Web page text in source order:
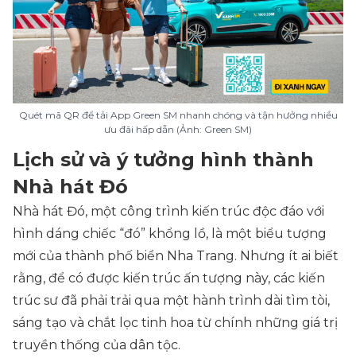
Quét mã QR để tải App Green SM nhanh chóng và tận hưởng nhiều
ưu đãi hấp dẫn (Ảnh: Green SM)
Lịch sử và ý tưởng hình thành
Nhà hát Đó
Nhà hát Đó, một công trình kiến trúc độc đáo với
hình dáng chiếc “đó” khổng lồ, là một biểu tượng
mới của thành phố biển Nha Trang. Nhưng ít ai biết
rằng, để có được kiến trúc ấn tượng này, các kiến
trúc sư đã phải trải qua một hành trình dài tìm tòi,
sáng tạo và chắt lọc tinh hoa từ chính những giá trị
truyền thống của dân tộc.